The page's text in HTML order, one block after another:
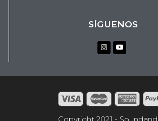
SÍGUENOS
InstagramYoutube